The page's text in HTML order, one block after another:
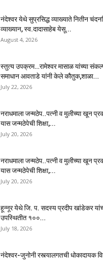
नंदेश्वर येथे सुप्रसिद्ध व्याख्याते नितीन
व्याख्यान, स्व.दादासाहेब येसू...
August 4, 2026
स्तुत्य उपक्रम…रामेश्वर मासाळ यांच्या
समाधान आवताडे यांनी केले कौतुक,शाळा...
July 22, 2026
नराधमाला जन्मठेप..पत्नी व मुलीच्या खून
यास जन्मठेपेची शिक्षा,...
July 20, 2026
नराधमाला जन्मठेप..पत्नी व मुलीच्या खून
यास जन्मठेपेची शिक्षा,...
July 20, 2026
हून्नूर येथे जि. प. सदस्य प्रदीप खांडेकर
उपस्थितीत १००...
July 18, 2026
नंदेश्वर-जुनोनी रस्त्यालगतची धोकादायक